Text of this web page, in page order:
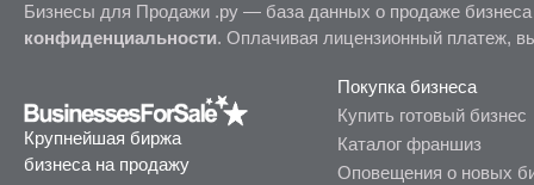
Бизнесы для Продажи .ру — база данных о продаже
конфиденциальности. Оплачивая лицензионный платеж,
Крупнейшая биржа
бизнеса на продажу
Покупка бизнеса
Купить готовый бизнес
Каталог франшиз
Оповещения о новых